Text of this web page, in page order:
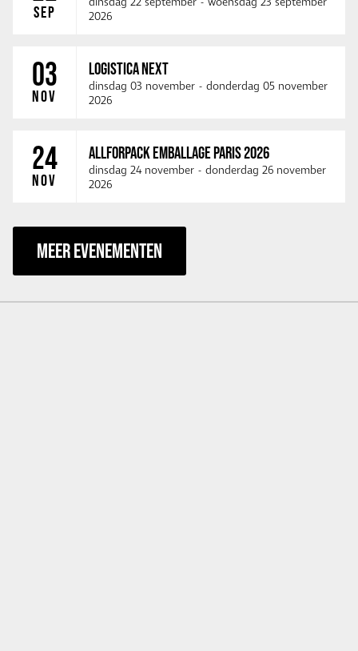
SEP
2026
03
NOV
LOGISTICA NEXT
dinsdag 03 november - donderdag 05 november
2026
24
NOV
ALLFORPACK EMBALLAGE PARIS 2026
dinsdag 24 november - donderdag 26 november
2026
MEER EVENEMENTEN